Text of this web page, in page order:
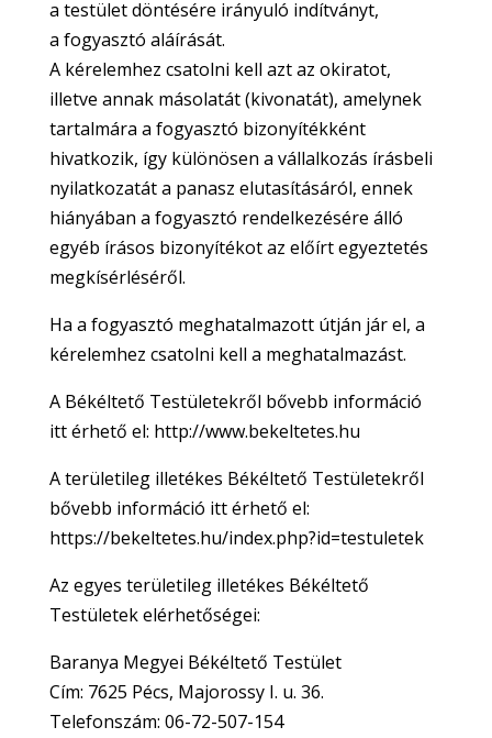
a testület döntésére irányuló indítványt,
a fogyasztó aláírását.
A kérelemhez csatolni kell azt az okiratot,
illetve annak másolatát (kivonatát), amelynek
tartalmára a fogyasztó bizonyítékként
hivatkozik, így különösen a vállalkozás írásbeli
nyilatkozatát a panasz elutasításáról, ennek
hiányában a fogyasztó rendelkezésére álló
egyéb írásos bizonyítékot az előírt egyeztetés
megkísérléséről.
Ha a fogyasztó meghatalmazott útján jár el, a
kérelemhez csatolni kell a meghatalmazást.
A Békéltető Testületekről bővebb információ
itt érhető el: http://www.bekeltetes.hu
A területileg illetékes Békéltető Testületekről
bővebb információ itt érhető el:
https://bekeltetes.hu/index.php?id=testuletek
Az egyes területileg illetékes Békéltető
Testületek elérhetőségei:
Baranya Megyei Békéltető Testület
Cím: 7625 Pécs, Majorossy I. u. 36.
Telefonszám: 06-72-507-154